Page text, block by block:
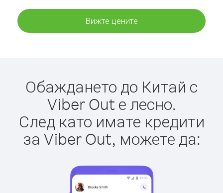
Вижте цените
Обаждането до Китай с
Viber Out е лесно.
След като имате кредити
за Viber Out, можете да: